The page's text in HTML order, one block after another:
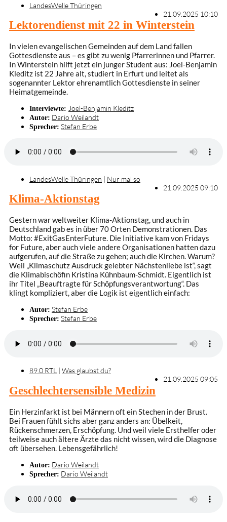
LandesWelle Thüringen
21.09.2025 10:10
Lektorendienst mit 22 in Winterstein
In vielen evangelischen Gemeinden auf dem Land fallen
Gottesdienste aus – es gibt zu wenig Pfarrerinnen und Pfarrer.
In Winterstein hilft jetzt ein junger Student aus: Joel-Benjamin
Kleditz ist 22 Jahre alt, studiert in Erfurt und leitet als
sogenannter Lektor ehrenamtlich Gottesdienste in seiner
Heimatgemeinde.
Interviewte: Joel-Benjamin Kleditz
Autor: Dario Weilandt
Sprecher: Stefan Erbe
LandesWelle Thüringen | Nur mal so
21.09.2025 09:10
Klima-Aktionstag
Gestern war weltweiter Klima-Aktionstag, und auch in
Deutschland gab es in über 70 Orten Demonstrationen. Das
Motto: #ExitGasEnterFuture. Die Initiative kam von Fridays
for Future, aber auch viele andere Organisationen hatten dazu
aufgerufen, auf die Straße zu gehen; auch die Kirchen. Warum?
Weil „Klimaschutz Ausdruck gelebter Nächstenliebe ist“, sagt
die Klimabischöfin Kristina Kühnbaum-Schmidt. Eigentlich ist
ihr Titel „Beauftragte für Schöpfungsverantwortung“. Das
klingt kompliziert, aber die Logik ist eigentlich einfach:
Autor: Stefan Erbe
Sprecher: Stefan Erbe
89.0 RTL | Was glaubst du?
21.09.2025 09:05
Geschlechtersensible Medizin
Ein Herzinfarkt ist bei Männern oft ein Stechen in der Brust.
Bei Frauen fühlt sichs aber ganz anders an: Übelkeit,
Rückenschmerzen, Erschöpfung. Und weil viele Ersthelfer oder
teilweise auch ältere Ärzte das nicht wissen, wird die Diagnose
oft übersehen. Lebensgefährlich!
Autor: Dario Weilandt
Sprecher: Dario Weilandt